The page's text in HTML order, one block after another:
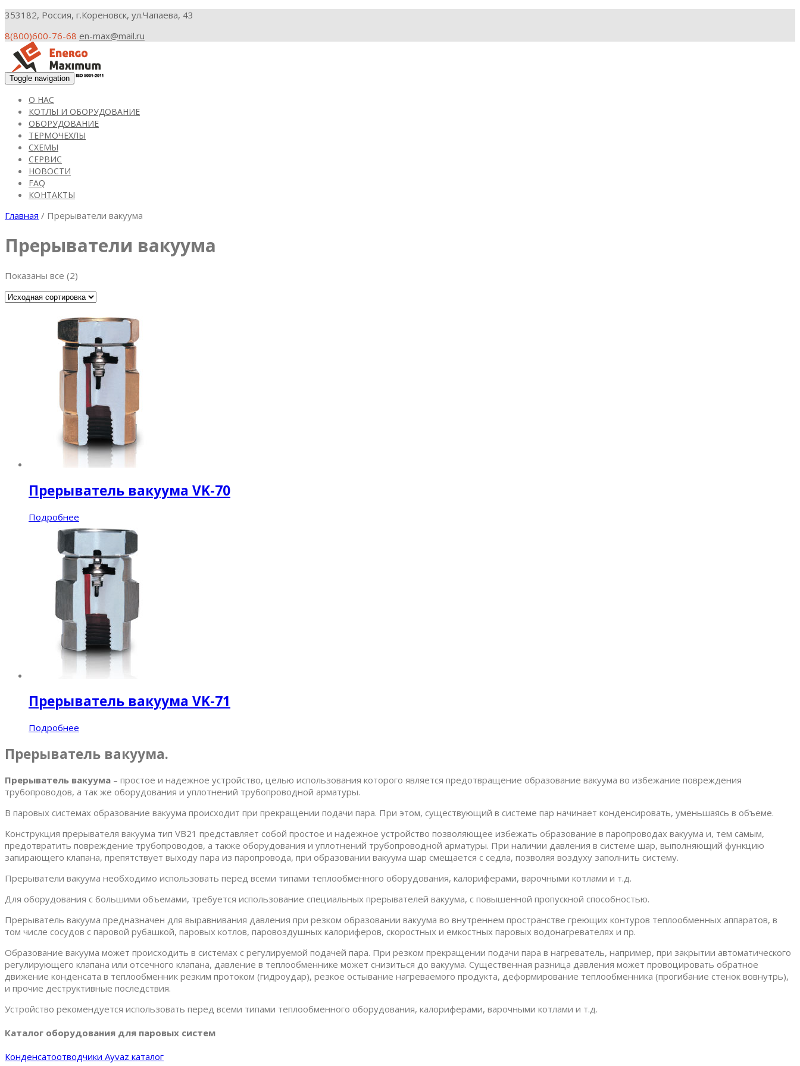
353182, Россия, г.Кореновск, ул.Чапаева, 43
8(800)600-76-68 en-max@mail.ru
Toggle navigation
О НАС
КОТЛЫ И ОБОРУДОВАНИЕ
ОБОРУДОВАНИЕ
ТЕРМОЧЕХЛЫ
СХЕМЫ
СЕРВИС
НОВОСТИ
FAQ
КОНТАКТЫ
Главная / Прерыватели вакуума
Прерыватели вакуума
Показаны все (2)
Прерыватель вакуума VK-70
Подробнее
Прерыватель вакуума VK-71
Подробнее
Прерыватель вакуума.
Прерыватель вакуума – простое и надежное устройство, целью использования которого является предотвращение образование вакуума во избежание повреждения
трубопроводов, а так же оборудования и уплотнений трубопроводной арматуры.
В паровых системах образование вакуума происходит при прекращении подачи пара. При этом, существующий в системе пар начинает конденсировать, уменьшаясь в объеме.
Конструкция прерывателя вакуума тип VB21 представляет собой простое и надежное устройство позволяющее избежать образование в паропроводах вакуума и, тем самым,
предотвратить повреждение трубопроводов, а также оборудования и уплотнений трубопроводной арматуры. При наличии давления в системе шар, выполняющий функцию
запирающего клапана, препятствует выходу пара из паропровода, при образовании вакуума шар смещается с седла, позволяя воздуху заполнить систему.
Прерыватели вакуума необходимо использовать перед всеми типами теплообменного оборудования, калориферами, варочными котлами и т.д.
Для оборудования с большими объемами, требуется использование специальных прерывателей вакуума, с повышенной пропускной способностью.
Прерыватель вакуума предназначен для выравнивания давления при резком образовании вакуума во внутреннем пространстве греющих контуров теплообменных аппаратов, в
том числе сосудов с паровой рубашкой, паровых котлов, паровоздушных калориферов, скоростных и емкостных паровых водонагревателях и пр.
Образование вакуума может происходить в системах с регулируемой подачей пара. При резком прекращении подачи пара в нагреватель, например, при закрытии автоматического
регулирующего клапана или отсечного клапана, давление в теплообменнике может снизиться до вакуума. Существенная разница давления может провоцировать обратное
движение конденсата в теплообменник резким протоком (гидроудар), резкое остывание нагреваемого продукта, деформирование теплообменника (прогибание стенок вовнутрь),
и прочие деструктивные последствия.
Устройство рекомендуется использовать перед всеми типами теплообменного оборудования, калориферами, варочными котлами и т.д.
Каталог оборудования для паровых систем
Конденсатоотводчики Ayvaz каталог